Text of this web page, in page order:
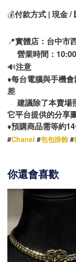
💰付款方式 | 現金 /
📍實體店：台中市
營業時間：10:00
🔊注意
♦️每台電腦與手機
差
建議除了本賣場
它平台提供的分享
♦️預購商品需等約14
#Chanel #包包掛飾 #
你還會喜歡